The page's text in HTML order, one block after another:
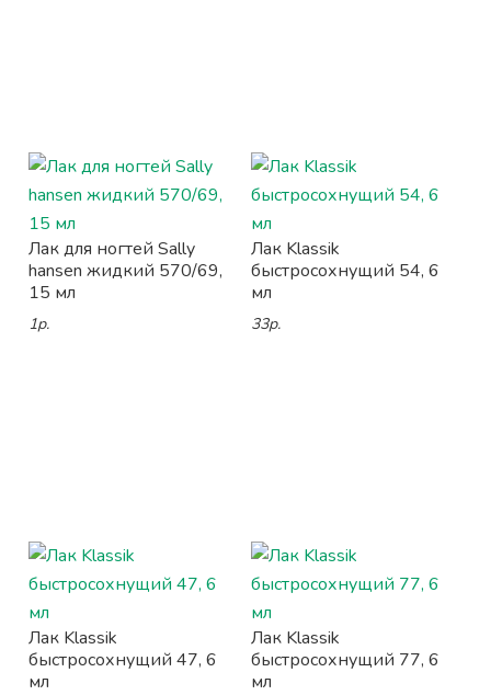
Лак для ногтей Sally
hansen жидкий 570/69,
15 мл
1р.
Лак Klassik
быстросохнущий 54, 6
мл
33р.
Лак Klassik
быстросохнущий 47, 6
мл
Лак Klassik
быстросохнущий 77, 6
мл